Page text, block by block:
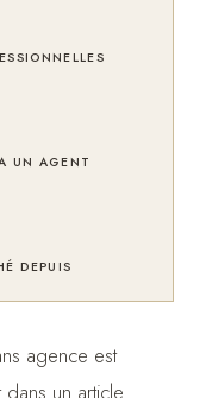
UN AGENT
DEPUIS
agence est
un article